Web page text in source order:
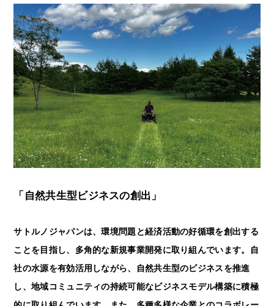
「自然共生型ビジネスの創出」
サトルノジャパンは、環境問題と経済活動の好循環を創出する
ことを目指し、多角的な新規事業開発に取り組んでいます。自
社の水源を有効活用しながら、自然共生型のビジネスを推進
し、地域コミュニティの持続可能なビジネスモデル構築に積極